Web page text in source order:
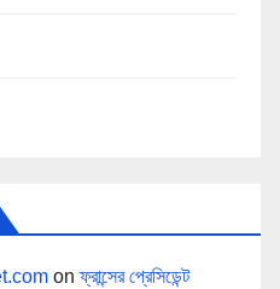
onফ্রান্সের প্রেসিডেন্ট